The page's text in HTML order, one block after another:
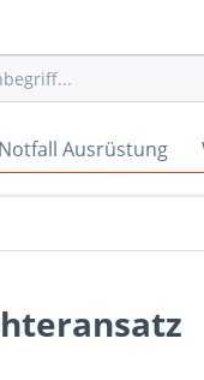
Notfall Ausrüstung